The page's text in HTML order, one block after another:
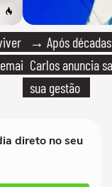
→ Após
Carlos anuncia
sua gestão
direto no seu